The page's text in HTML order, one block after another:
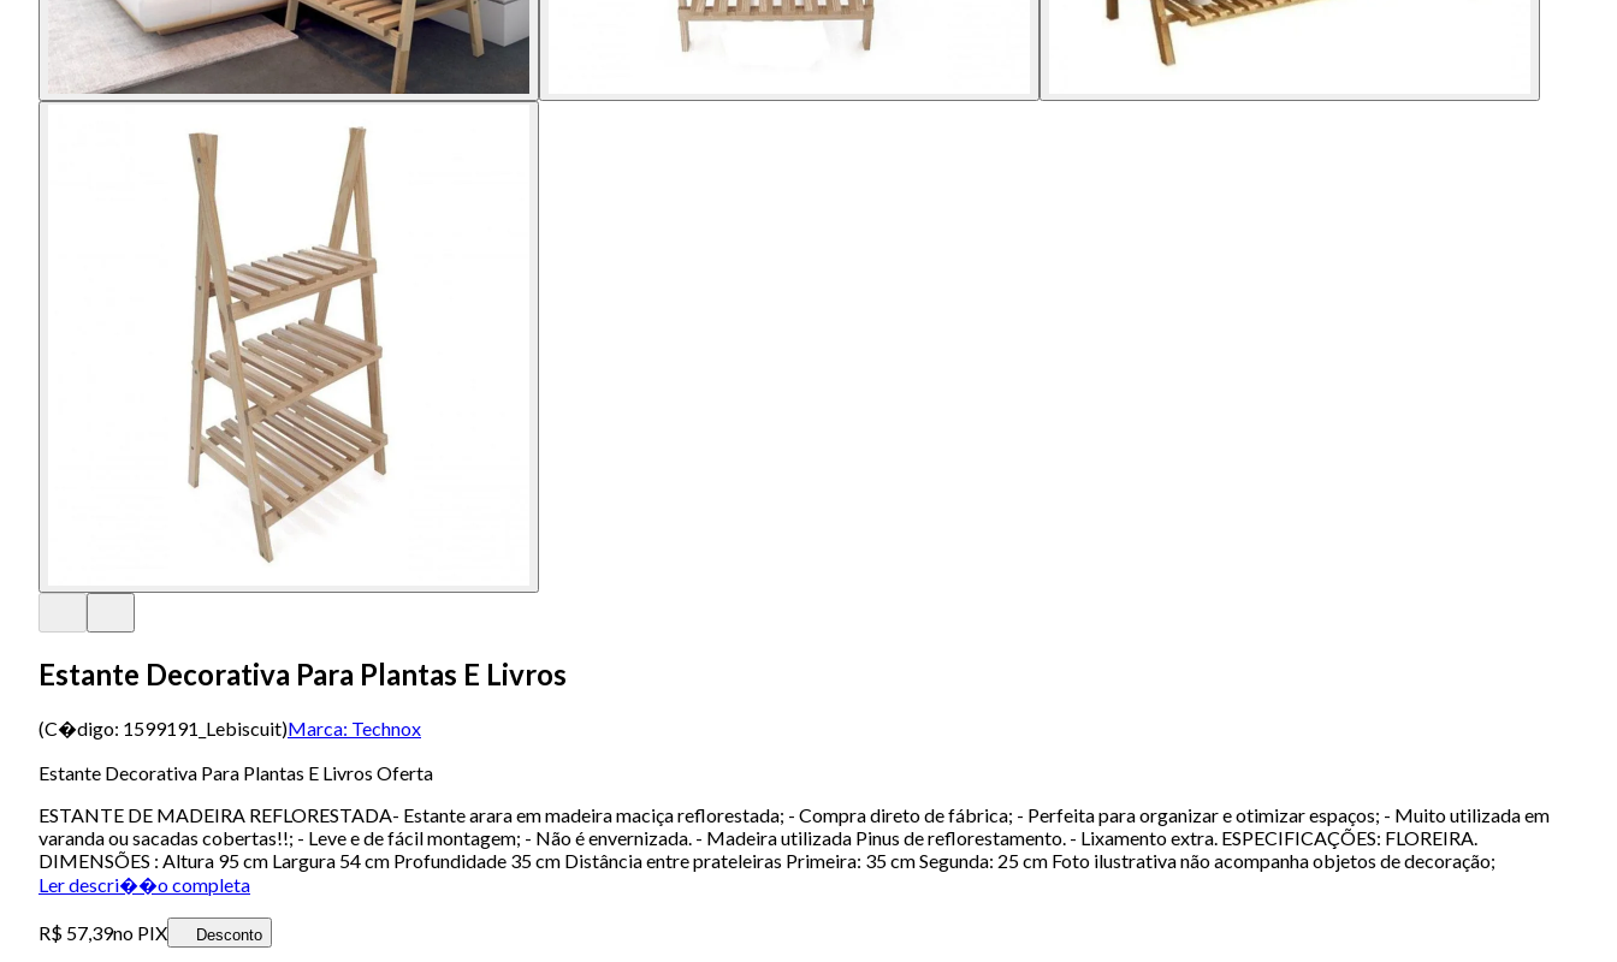
Estante Decorativa Para Plantas E Livros
(C�digo: 1599191_Lebiscuit)Marca: Technox
Estante Decorativa Para Plantas E Livros Oferta
ESTANTE DE MADEIRA REFLORESTADA- Estante arara em madeira maciça reflorestada; - Compra direto de fábrica; - Perfeita para organizar e otimizar espaços; - Muito utilizada em
varanda ou sacadas cobertas!!; - Leve e de fácil montagem; - Não é envernizada. - Madeira utilizada Pinus de reflorestamento. - Lixamento extra. ESPECIFICAÇÕES: FLOREIRA.
DIMENSÕES : Altura 95 cm Largura 54 cm Profundidade 35 cm Distância entre prateleiras Primeira: 35 cm Segunda: 25 cm Foto ilustrativa não acompanha objetos de decoração;
Ler descri��o completa
R$ 57,39no PIX Desconto